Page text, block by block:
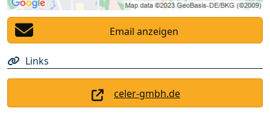
Email anzeigen
Links
celer-gmbh.de